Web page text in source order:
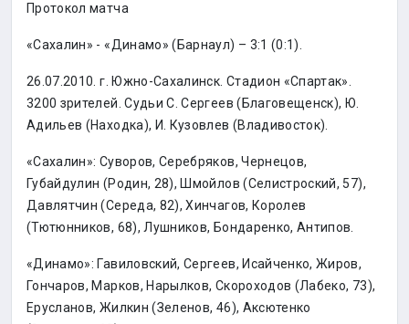
Протокол матча
«Сахалин» - «Динамо» (Барнаул) – 3:1 (0:1).
26.07.2010. г. Южно-Сахалинск. Стадион «Спартак».
3200 зрителей. Судьи С. Сергеев (Благовещенск), Ю.
Адильев (Находка), И. Кузовлев (Владивосток).
«Сахалин»: Суворов, Серебряков, Чернецов,
Губайдулин (Родин, 28), Шмойлов (Селистроский, 57),
Давлятчин (Середа, 82), Хинчагов, Королев
(Тютюнников, 68), Лушников, Бондаренко, Антипов.
«Динамо»: Гавиловский, Сергеев, Исайченко, Жиров,
Гончаров, Марков, Нарылков, Скороходов (Лабеко, 73),
Ерусланов, Жилкин (Зеленов, 46), Аксютенко